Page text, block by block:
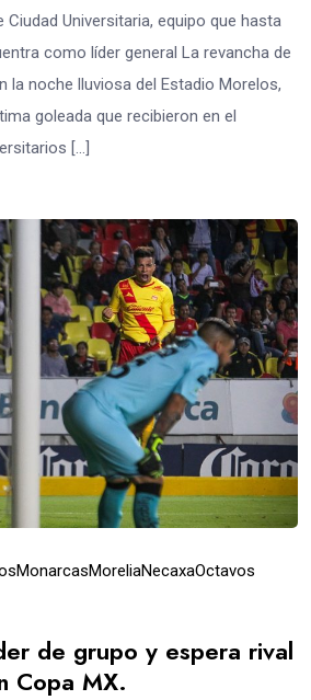
Universitaria, equipo que hasta
como líder general La revancha de
la noche lluviosa del Estadio Morelos,
goleada que recibieron en el
[…]
MonarcasMoreliaNecaxaOctavos
de grupo y espera rival
Copa MX.